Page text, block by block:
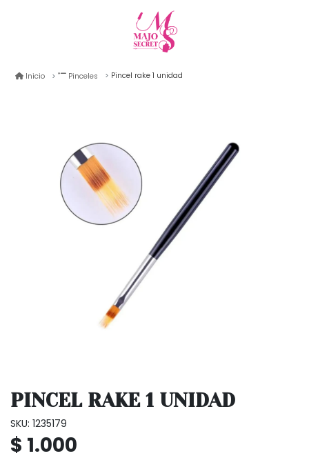
Inicio Pinceles Pincel rake 1 unidad
PINCEL RAKE 1 UNIDAD
SKU: 1235179
$ 1.000